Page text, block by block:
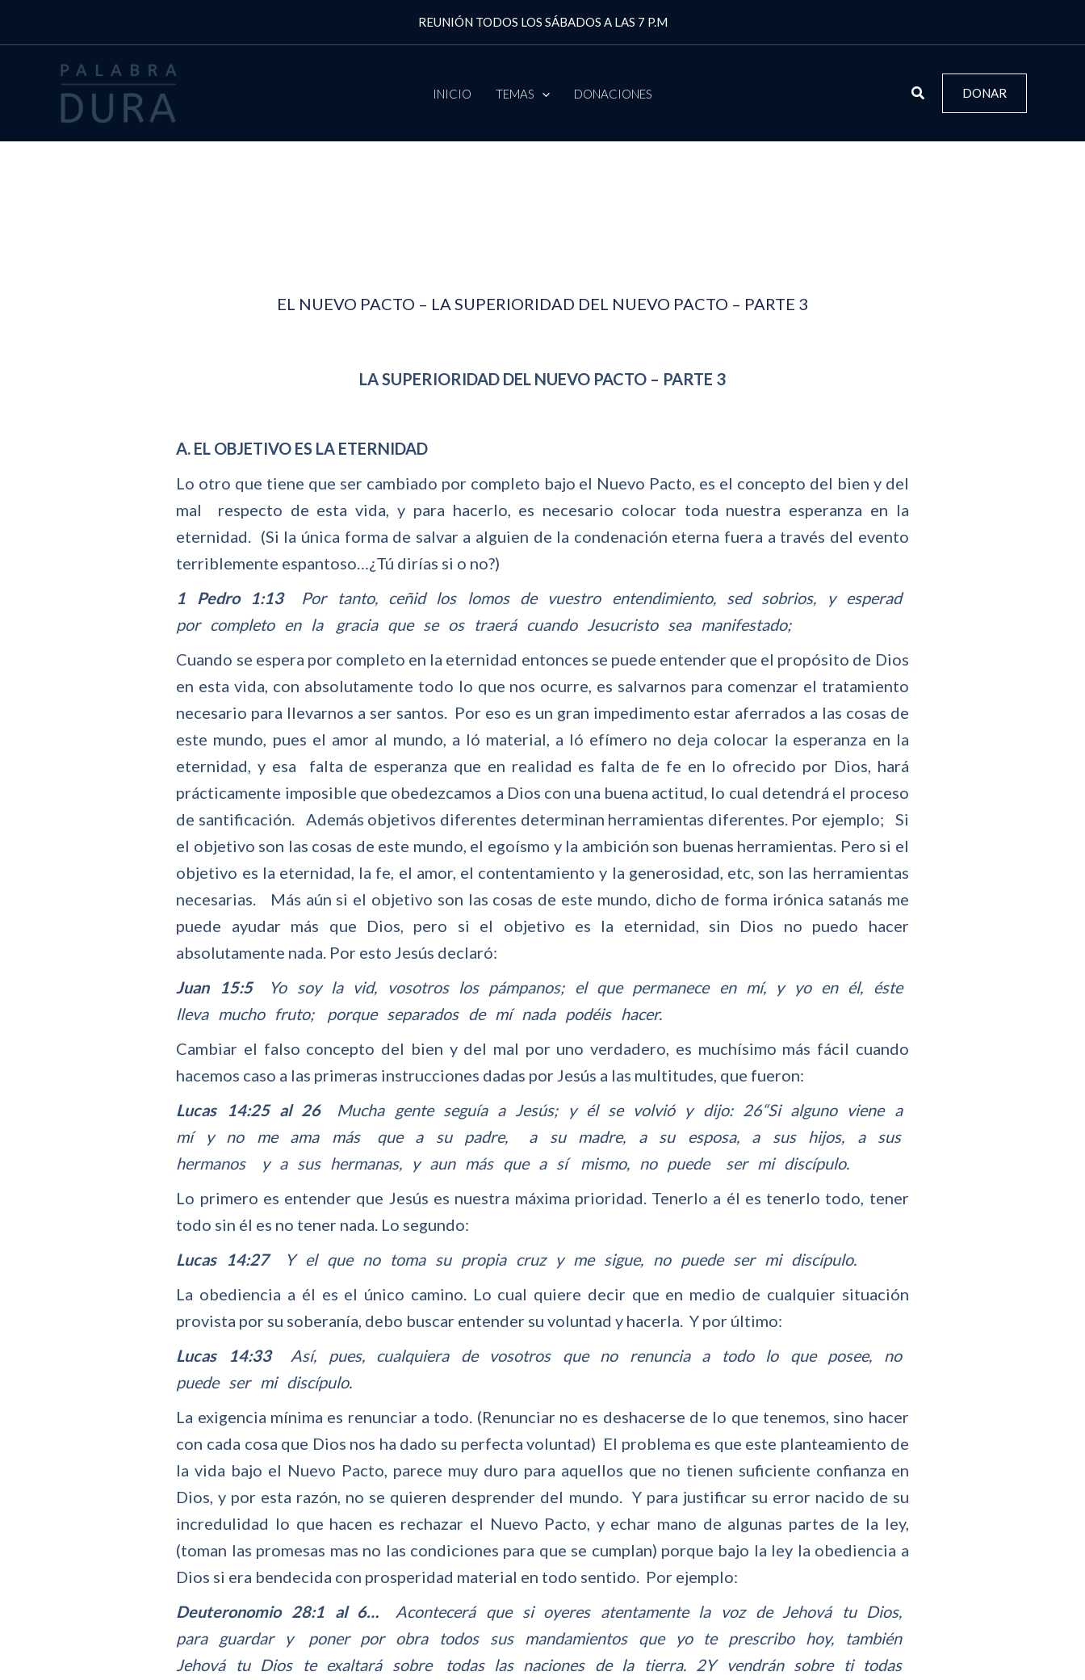
contenido
REUNIÓN TODOS LOS SÁBADOS A LAS 7 P.M
INICIO TEMAS DONACIONES DONAR
EL NUEVO PACTO – LA SUPERIORIDAD DEL NUEVO PACTO – PARTE 3
LA SUPERIORIDAD DEL NUEVO PACTO – PARTE 3
A. EL OBJETIVO ES LA ETERNIDAD
Lo otro que tiene que ser cambiado por completo bajo el Nuevo Pacto, es el concepto del bien y del
mal respecto de esta vida, y para hacerlo, es necesario colocar toda nuestra esperanza en la
eternidad. (Si la única forma de salvar a alguien de la condenación eterna fuera a través del evento
terriblemente espantoso…¿Tú dirías si o no?)
1 Pedro 1:13Por tanto, ceñid los lomos de vuestro entendimiento, sed sobrios, y esperad
por completo en la gracia que se os traerá cuando Jesucristo sea manifestado;
Cuando se espera por completo en la eternidad entonces se puede entender que el propósito de Dios
en esta vida, con absolutamente todo lo que nos ocurre, es salvarnos para comenzar el tratamiento
necesario para llevarnos a ser santos. Por eso es un gran impedimento estar aferrados a las cosas de
este mundo, pues el amor al mundo, a ló material, a ló efímero no deja colocar la esperanza en la
eternidad, y esa falta de esperanza que en realidad es falta de fe en lo ofrecido por Dios, hará
prácticamente imposible que obedezcamos a Dios con una buena actitud, lo cual detendrá el proceso
de santificación. Además objetivos diferentes determinan herramientas diferentes. Por ejemplo; Si
el objetivo son las cosas de este mundo, el egoísmo y la ambición son buenas herramientas. Pero si el
objetivo es la eternidad, la fe, el amor, el contentamiento y la generosidad, etc, son las herramientas
necesarias. Más aún si el objetivo son las cosas de este mundo, dicho de forma irónica satanás me
puede ayudar más que Dios, pero si el objetivo es la eternidad, sin Dios no puedo hacer
absolutamente nada. Por esto Jesús declaró:
Juan 15:5
Yo soy la vid, vosotros los pámpanos; el que permanece en mí, y yo en él, éste
lleva mucho fruto; porque separados de mí nada podéis hacer.
Cambiar el falso concepto del bien y del mal por uno verdadero, es muchísimo más fácil cuando
hacemos caso a las primeras instrucciones dadas por Jesús a las multitudes, que fueron:
Lucas 14:25 al 26Mucha gente seguía a Jesús; y él se volvió y dijo: 26“Si alguno viene a
mí y no me ama más que a su padre, a su madre, a su esposa, a sus hijos, a sus
hermanos y a sus hermanas, y aun más que a sí mismo, no puede ser mi discípulo.
Lo primero es entender que Jesús es nuestra máxima prioridad. Tenerlo a él es tenerlo todo, tener
todo sin él es no tener nada. Lo segundo:
Lucas 14:27Y el que no toma su propia cruz y me sigue, no puede ser mi discípulo.
La obediencia a él es el único camino. Lo cual quiere decir que en medio de cualquier situación
provista por su soberanía, debo buscar entender su voluntad y hacerla. Y por último:
Lucas 14:33Así, pues, cualquiera de vosotros que no renuncia a todo lo que posee, no
puede ser mi discípulo.
La exigencia mínima es renunciar a todo. (Renunciar no es deshacerse de lo que tenemos, sino hacer
con cada cosa que Dios nos ha dado su perfecta voluntad) El problema es que este planteamiento de
la vida bajo el Nuevo Pacto, parece muy duro para aquellos que no tienen suficiente confianza en
Dios, y por esta razón, no se quieren desprender del mundo. Y para justificar su error nacido de su
incredulidad lo que hacen es rechazar el Nuevo Pacto, y echar mano de algunas partes de la ley,
(toman las promesas mas no las condiciones para que se cumplan) porque bajo la ley la obediencia a
Dios si era bendecida con prosperidad material en todo sentido. Por ejemplo:
Deuteronomio 28:1 al 6…
Acontecerá que si oyeres atentamente la voz de Jehová tu Dios,
para guardar y poner por obra todos sus mandamientos que yo te prescribo hoy, también
Jehová tu Dios te exaltará sobre todas las naciones de la tierra. 2Y vendrán sobre ti todas